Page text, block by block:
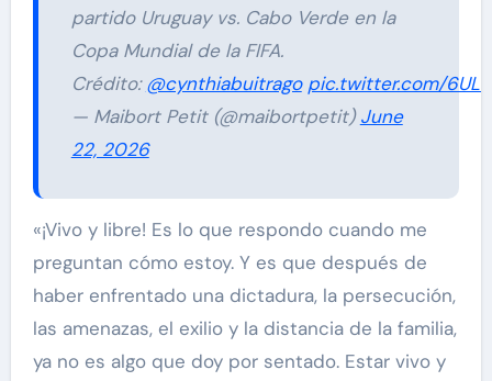
partido Uruguay vs. Cabo Verde en la
Copa Mundial de la FIFA.
Crédito:@cynthiabuitrago pic.twitter.com/
— Maibort Petit (@maibortpetit)June
22, 2026
«¡Vivo y libre! Es lo que respondo cuando me
preguntan cómo estoy. Y es que después de
haber enfrentado una dictadura, la persecución,
las amenazas, el exilio y la distancia de la familia,
ya no es algo que doy por sentado. Estar vivo y